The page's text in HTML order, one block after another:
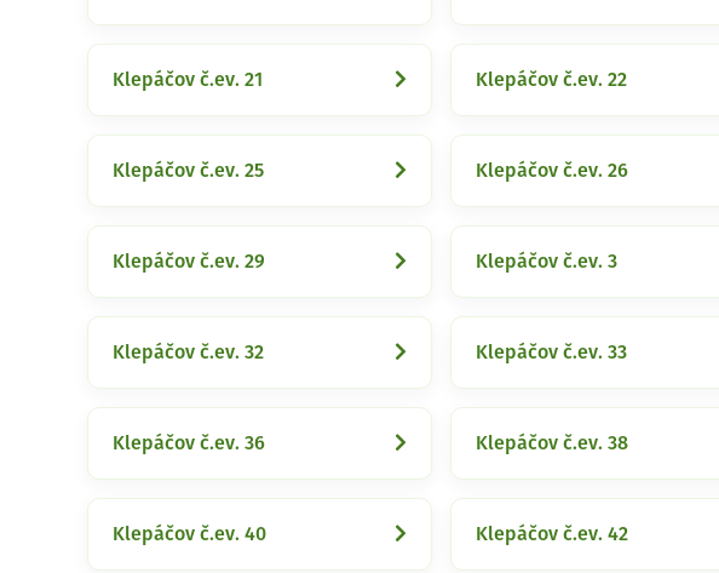
Klepáčov č.ev. 21 Klepáčov č.ev. 22
Klepáčov č.ev. 25 Klepáčov č.ev. 26
Klepáčov č.ev. 29 Klepáčov č.ev. 3
Klepáčov č.ev. 32 Klepáčov č.ev. 33
Klepáčov č.ev. 36 Klepáčov č.ev. 38
Klepáčov č.ev. 40 Klepáčov č.ev. 42